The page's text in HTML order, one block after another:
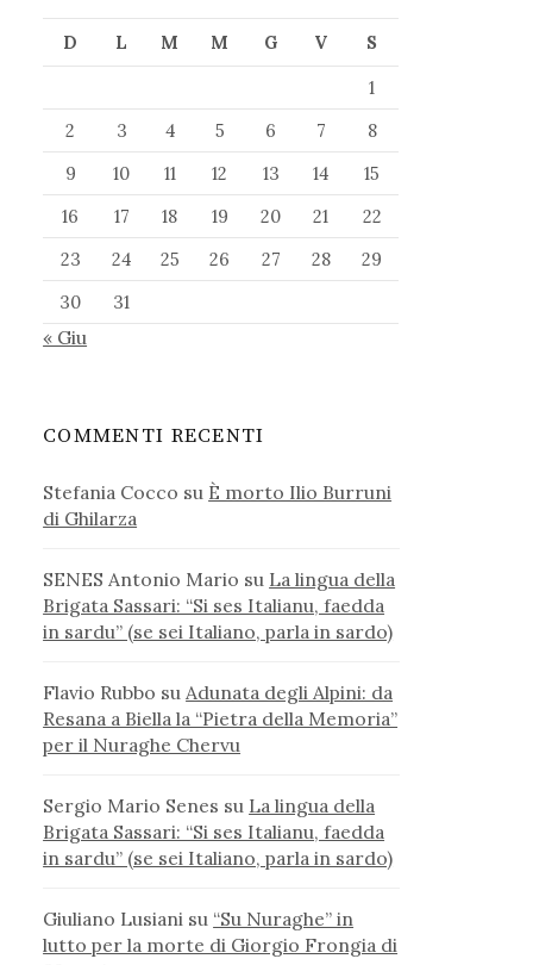
D L M M G V
S
1
2
3 4 5 6 7
8
9
10 11 12 13 14
15
16
17 18 19 20 21
22
23
24 25 26 27 28
29
30
31
« Giu
COMMENTI RECENTI
Stefania Cocco su È morto Ilio Burruni
di Ghilarza
SENES Antonio Mario su La lingua della
Brigata Sassari: “Si ses Italianu, faedda
in sardu” (se sei Italiano, parla in sardo)
Flavio Rubbo su Adunata degli Alpini: da
Resana a Biella la “Pietra della Memoria”
per il Nuraghe Chervu
Sergio Mario Senes su La lingua della
Brigata Sassari: “Si ses Italianu, faedda
in sardu” (se sei Italiano, parla in sardo)
Giuliano Lusiani su “Su Nuraghe” in
lutto per la morte di Giorgio Frongia di